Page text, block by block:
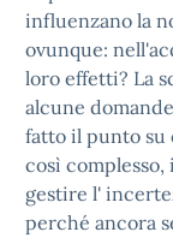
influenzano la
ovunque:
loro effetti? La
alcune
fatto il punto su
così
gestire l'
perché ancora